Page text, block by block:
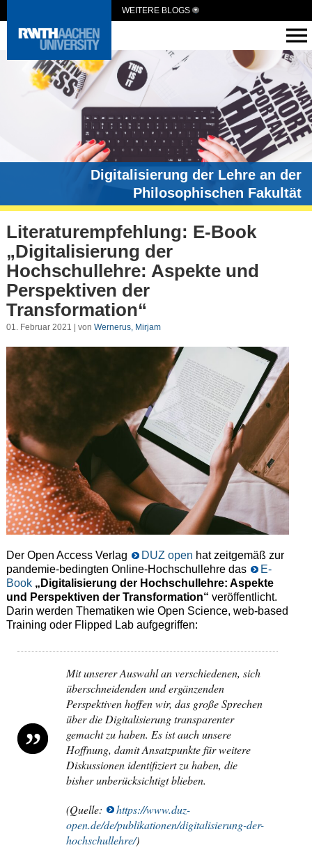
WEITERE BLOGS
Digitalisierung der Lehre an der
Philosophischen Fakultät
Literaturempfehlung: E-Book
„Digitalisierung der
Hochschullehre: Aspekte und
Perspektiven der
Transformation“
01. Februar 2021 | von Wernerus, Mirjam
Der Open Access Verlag DUZ open hat zeitgemäß zur
pandemie-bedingten Online-Hochschullehre das
E-
Book „Digitalisierung der Hochschullehre: Aspekte
und Perspektiven der Transformation“ veröffentlicht.
Darin werden Thematiken wie Open Science, web-based
Training oder Flipped Lab aufgegriffen:
Mit unserer Auswahl an verschiedenen, sich
überschneidenden und ergänzenden
Perspektiven hoffen wir, das große Sprechen
über die Digitalisierung transparenter
gemacht zu haben. Es ist auch unsere
Hoffnung, damit Ansatzpunkte für weitere
Diskussionen identifiziert zu haben, die
bisher unberücksichtigt blieben.
(Quelle:
https://www.duz-
open.de/de/publikationen/digitalisierung-der-
hochschullehre/)